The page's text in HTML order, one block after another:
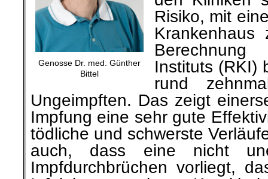
Genosse Dr. med. Günther
Bittel
Risiko, mit
Instituts (RKI)
rund
Ungeimpften. Das zeigt
Impfung eine sehr gute
tödliche und schwerste
auch, dass eine nicht
Impfdurchbrüchen vorliegt,